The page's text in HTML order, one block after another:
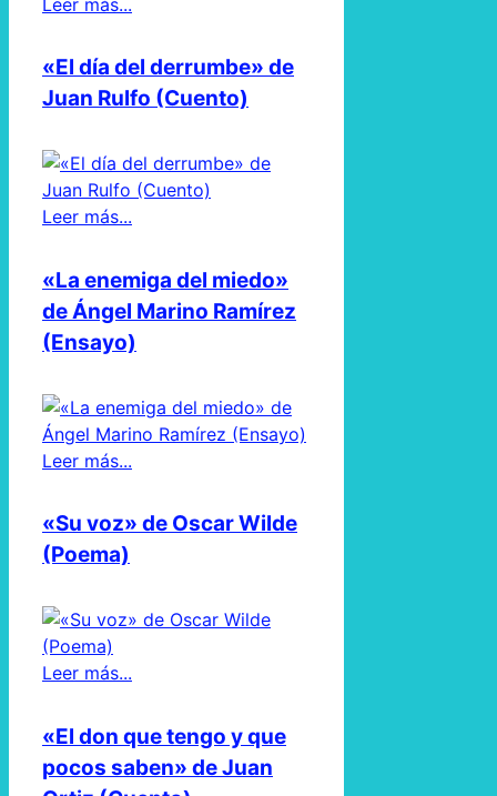
«El día del derrumbe» de
Juan Rulfo (Cuento)
Leer más...
«La enemiga del miedo»
de Ángel Marino Ramírez
(Ensayo)
Leer más...
«Su voz» de Oscar Wilde
(Poema)
Leer más...
«El don que tengo y que
pocos saben» de Juan